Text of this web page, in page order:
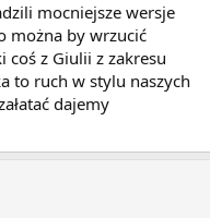
mocniejsze wersje
można by wrzucić
coś z Giulii z zakresu
to ruch w stylu naszych
dajemy